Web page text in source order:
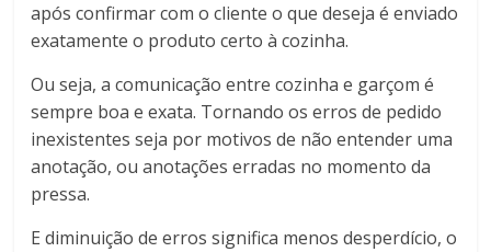
após confirmar com o cliente o que deseja é enviado
exatamente o produto certo à cozinha.
Ou seja, a comunicação entre cozinha e garçom é
sempre boa e exata. Tornando os erros de pedido
inexistentes seja por motivos de não entender uma
anotação, ou anotações erradas no momento da
pressa.
E diminuição de erros significa menos desperdício, o